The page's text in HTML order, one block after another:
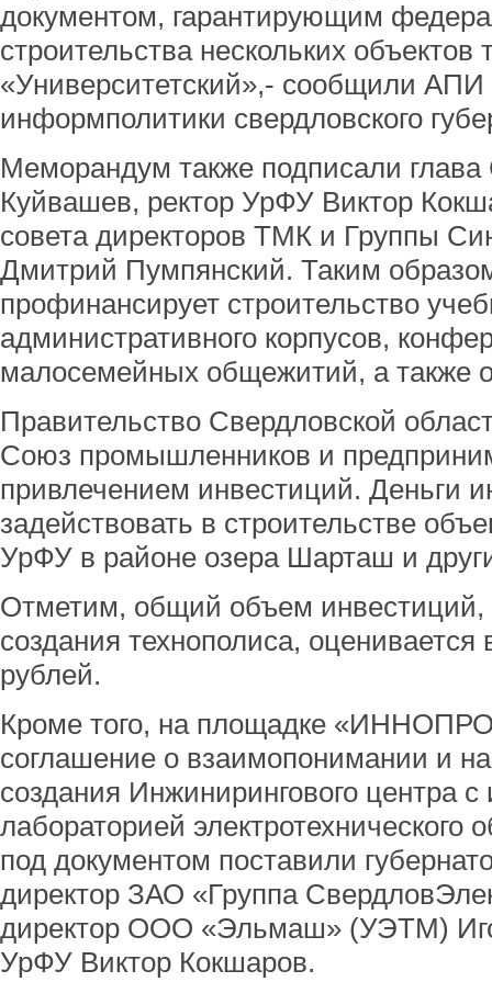
документом, гарантирующим
строительства нескольких объектов
«Университетский»,- сообщили АПИ
информполитики свердловского
Меморандум также подписали глава
Куйвашев, ректор УрФУ Виктор
совета директоров ТМК и Группы
Дмитрий Пумпянский. Таким
профинансирует строительство
административного корпусов,
малосемейных общежитий, а также
Правительство Свердловской
Союз промышленников и
привлечением инвестиций. Деньги
задействовать в строительстве
УрФУ в районе озера Шарташ и
Отметим, общий объем
создания технополиса,
рублей.
Кроме того, на площадке
соглашение о взаимопонимании и
создания Инжинирингового центра
лабораторией электротехнического
под документом поставили
директор ЗАО «Группа
директор ООО «Эльмаш» (УЭТМ)
УрФУ Виктор Кокшаров.